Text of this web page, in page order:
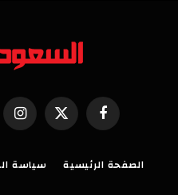
فيسبوكX
(Twitter)
الصفحة الرئيسية سياسة